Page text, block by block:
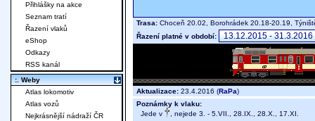
Trasa: Choceň 20.02, Borohrádek 20.18-20.19,
Řazení platné v období:
Aktualizace: 23.4.2016 (RaPa)
Poznámky k vlaku:
Jede v
, nejede 3. - 5.VII., 28.IX., 28.X., 17.XI.
Přihlášky na akce
Seznam tratí
Řazení vlaků
eShop
Odkazy
RSS kanál
:. Weby
Atlas lokomotiv
Atlas vozů
Nejkrásnější nádraží ČR